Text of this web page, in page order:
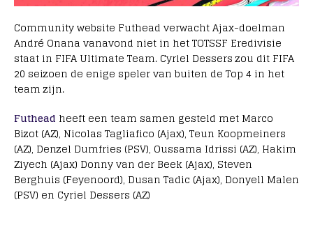
Community website Futhead verwacht Ajax-doelman
André Onana vanavond niet in het TOTSSF Eredivisie
staat in FIFA Ultimate Team. Cyriel Dessers zou dit FIFA
20 seizoen de enige speler van buiten de Top 4 in het
team zijn.
Futhead heeft een team samen gesteld met Marco
Bizot (AZ), Nicolas Tagliafico (Ajax), Teun Koopmeiners
(AZ), Denzel Dumfries (PSV), Oussama Idrissi (AZ), Hakim
Ziyech (Ajax) Donny van der Beek (Ajax), Steven
Berghuis (Feyenoord), Dusan Tadic (Ajax), Donyell Malen
(PSV) en Cyriel Dessers (AZ)